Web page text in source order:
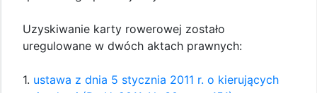
Uzyskiwanie karty rowerowej zostało
uregulowane w dwóch aktach prawnych:
1. ustawa z dnia 5 stycznia 2011 r. o kierujących